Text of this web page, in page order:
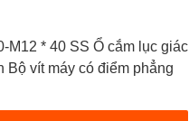
M12 * 40 SS Ổ cắm lục giác
Bộ vít máy có điểm phẳng